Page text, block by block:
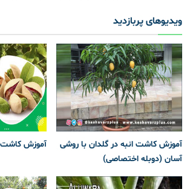
ویدیوهای پربازدید
آموزش کاشت انبه در گلدان با روشی
آسان (دوبله اختصاصی)
آموزش کاشت